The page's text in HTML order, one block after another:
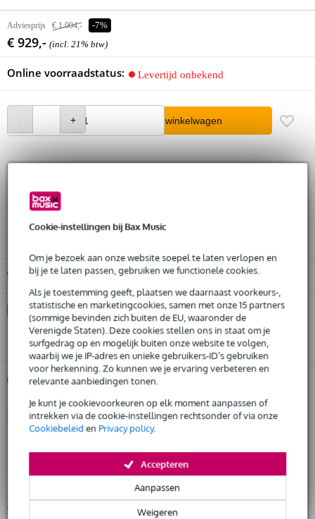
Cookie-instellingen bij Bax Music
Om je bezoek aan onze website soepel te laten verlopen en
bij je te laten passen, gebruiken we functionele cookies.
Als je toestemming geeft, plaatsen we daarnaast voorkeurs-,
statistische en marketingcookies, samen met onze 15 partners
(sommige bevinden zich buiten de EU, waaronder de
Verenigde Staten). Deze cookies stellen ons in staat om je
surfgedrag op en mogelijk buiten onze website te volgen,
waarbij we je IP-adres en unieke gebruikers-ID’s gebruiken
voor herkenning. Zo kunnen we je ervaring verbeteren en
relevante aanbiedingen tonen.
Je kunt je cookievoorkeuren op elk moment aanpassen of
intrekken via de cookie-instellingen rechtsonder of via onze
Cookiebeleiden Privacy policy.
Weigeren
Aanpassen
Accepteren
Adviesprijs € 1.004,- -7%
€ 929,- (incl. 21% btw)
Online voorraadstatus: Levertijd onbekend
In winkelwagen
30 dagen 'niet goed geld terug' garantie
Gratis ophalen in de winkel
Kies nu voor 2 jaar extra Bax Music garantie en meer
voordelen
€ 46,45 eenmalig
Huur dit product
Huur dit product al vanaf 66 euro per maand
Huur meerdere producten tegelijk: min. € 300,- en max.
€ 2.500,-
thuisbezorgd of op te halen in de winkel
Al na 4 maanden maandelijks opzegbaar
De mogelijkheid om je product(en) met korting te kopen
Snelle vervanging door Bax Music bij een defect
Productinformatie
frequentiebereik: 1785-1805 MHz (Z18)
inbegrepen accessoires:
Bekijk alle productspecificaties